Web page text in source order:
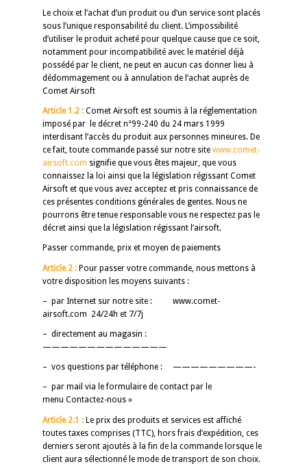
Le choix et l’achat d’un produit ou d’un service sont placés
sous l’unique responsabilité du client. L’impossibilité
d’utiliser le produit acheté pour quelque cause que ce soit,
notamment pour incompatibilité avec le matériel déjà
possédé par le client, ne peut en aucun cas donner lieu à
dédommagement ou à annulation de l’achat auprès de
Comet Airsoft
Article 1.2 : Comet Airsoft est soumis à la réglementation
imposé par le décret n°99-240 du 24 mars 1999
interdisant l’accès du produit aux personnes mineures. De
ce fait, toute commande passé sur notre sitewww.comet-
airsoft.com signifie que vous êtes majeur, que vous
connaissez la loi ainsi que la législation régissant Comet
Airsoft et que vous avez acceptez et pris connaissance de
ces présentes conditions générales de gentes. Nous ne
pourrons être tenue responsable vous ne respectez pas le
décret ainsi que la législation régissant l’airsoft.
Passer commande, prix et moyen de paiements
Article 2 : Pour passer votre commande, nous mettons à
votre disposition les moyens suivants :
– par Internet sur notre site : www.comet-
airsoft.com 24/24h et 7/7j
– directement au magasin :
——————————————
– vos questions par téléphone : —————————-
– par mail via le formulaire de contact par le
menu Contactez-nous »
Article 2.1 : Le prix des produits et services est affiché
toutes taxes comprises (TTC), hors frais d’expédition, ces
derniers seront ajoutés à la fin de la commande lorsque le
client aura sélectionné le mode de transport de son choix.